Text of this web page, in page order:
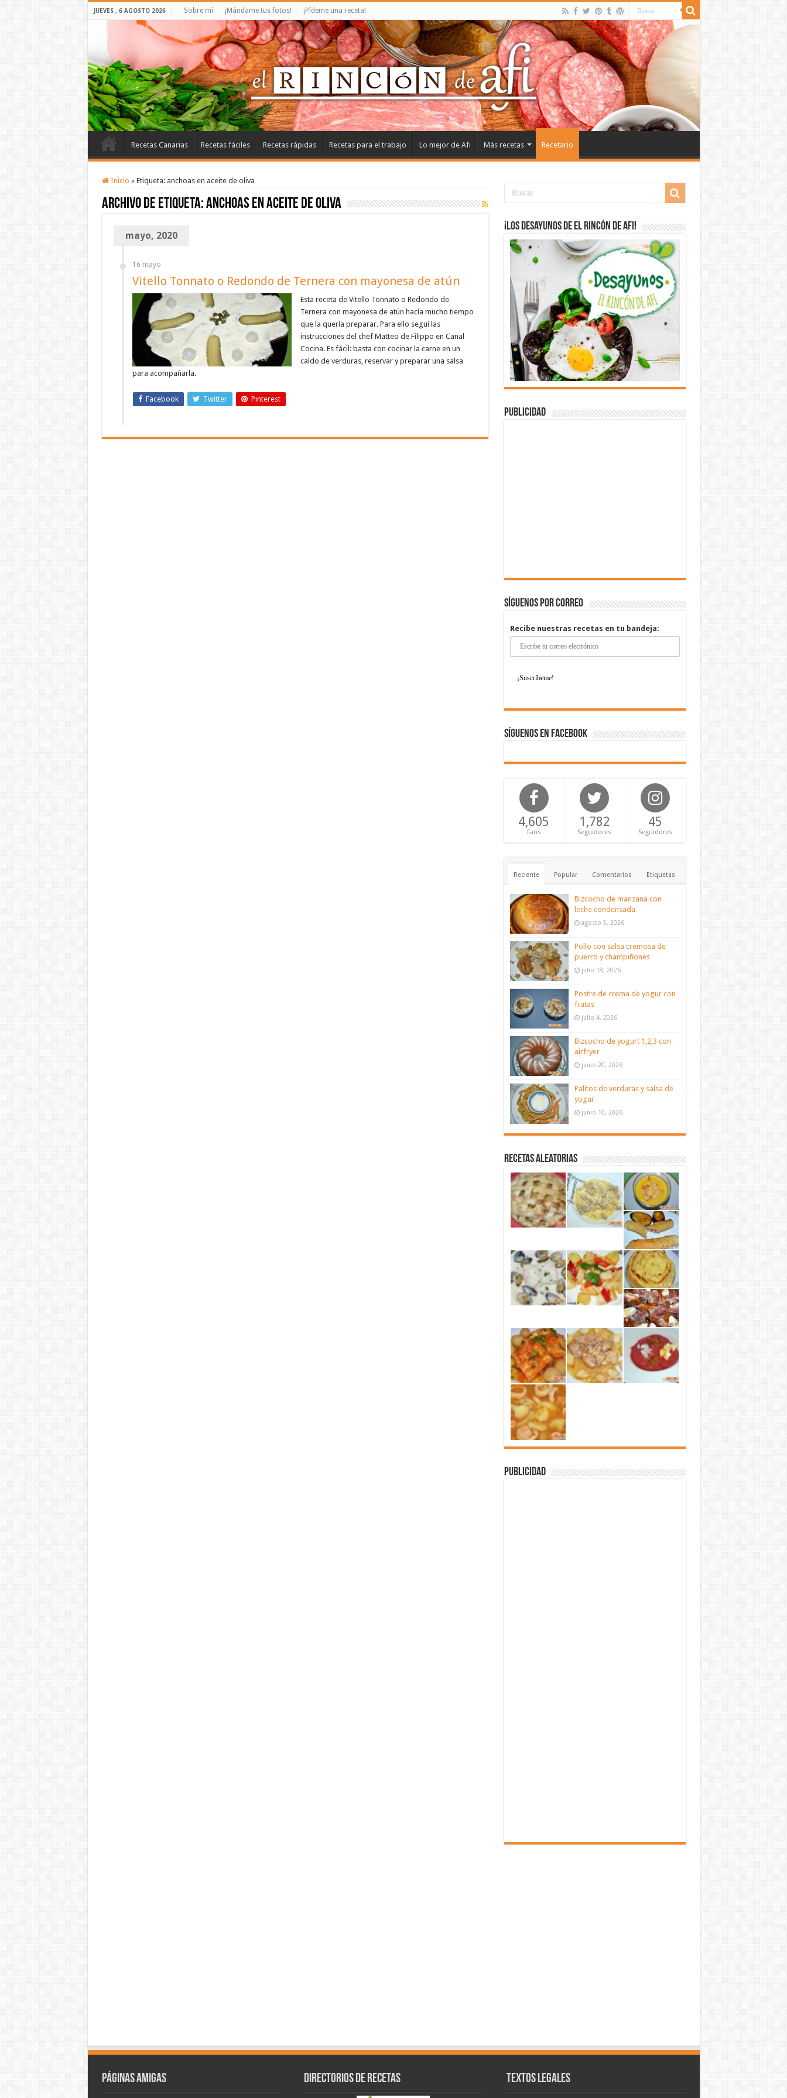
JUEVES , 6 AGOSTO 2026 Sobre mí ¡Mándame tus fotos! ¡Pídeme una receta!
Recetas Canarias Recetas fáciles Recetas rápidas Recetas para el trabajo Lo mejor de Afi Más recetas Recetario
Inicio » Etiqueta: anchoas en aceite de oliva
Archivo de etiqueta:anchoas en aceite de oliva
mayo, 2020
16 mayo
Vitello Tonnato o Redondo de Ternera con mayonesa de atún
Esta receta de Vitello Tonnato o Redondo de
Ternera con mayonesa de atún hacía mucho tiempo
que la quería preparar. Para ello seguí las
instrucciones del chef Matteo de Filippo en Canal
Cocina. Es fácil: basta con cocinar la carne en un
caldo de verduras, reservar y preparar una salsa
para acompañarla.
Facebook Twitter Pinterest
¡Los desayunos de El Rincón de Afi!
Publicidad
Síguenos por correo
Recibe nuestras recetas en tu bandeja:
Síguenos en Facebook
4,605
Fans
1,782
Seguidores
45
Seguidores
Reciente Popular Comentarios Etiquetas
Bizcocho de manzana con
leche condensada
agosto 5, 2026
Pollo con salsa cremosa de
puerro y champiñones
julio 18, 2026
Postre de crema de yogur con
frutas
julio 4, 2026
Bizcocho de yogurt 1,2,3 con
airfryer
junio 20, 2026
Palitos de verduras y salsa de
yogur
junio 10, 2026
Recetas aleatorias
Publicidad
Páginas amigas Directorios de recetas Textos legales